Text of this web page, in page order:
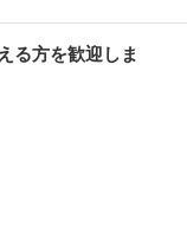
る方を歓迎しま